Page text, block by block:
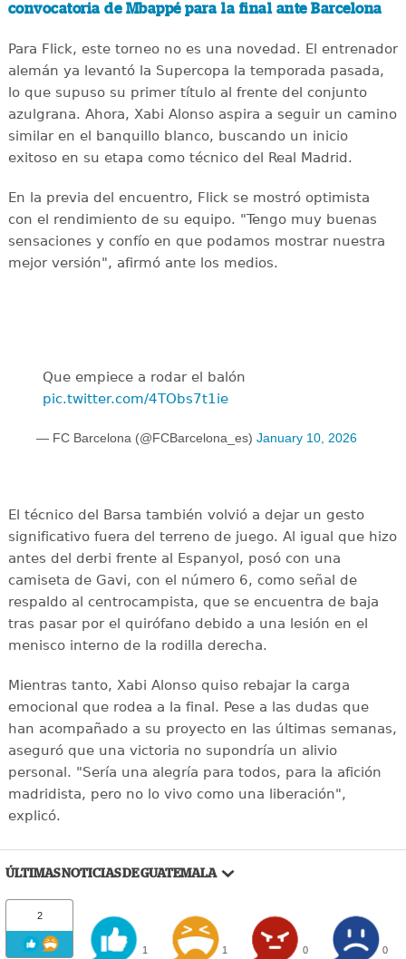
convocatoria de Mbappé para la final ante Barcelona
Para Flick, este torneo no es una novedad. El entrenador
alemán ya levantó la Supercopa la temporada pasada,
lo que supuso su primer título al frente del conjunto
azulgrana. Ahora, Xabi Alonso aspira a seguir un camino
similar en el banquillo blanco, buscando un inicio
exitoso en su etapa como técnico del Real Madrid.
En la previa del encuentro, Flick se mostró optimista
con el rendimiento de su equipo. "Tengo muy buenas
sensaciones y confío en que podamos mostrar nuestra
mejor versión", afirmó ante los medios.
Que empiece a rodar el balón
pic.twitter.com/4TObs7t1ie
— FC Barcelona (@FCBarcelona_es) January 10, 2026
El técnico del Barsa también volvió a dejar un gesto
significativo fuera del terreno de juego. Al igual que hizo
antes del derbi frente al Espanyol, posó con una
camiseta de Gavi, con el número 6, como señal de
respaldo al centrocampista, que se encuentra de baja
tras pasar por el quirófano debido a una lesión en el
menisco interno de la rodilla derecha.
Mientras tanto, Xabi Alonso quiso rebajar la carga
emocional que rodea a la final. Pese a las dudas que
han acompañado a su proyecto en las últimas semanas,
aseguró que una victoria no supondría un alivio
personal. "Sería una alegría para todos, para la afición
madridista, pero no lo vivo como una liberación",
explicó.
ÚLTIMAS NOTICIAS DE GUATEMALA
2
1 1 0 0